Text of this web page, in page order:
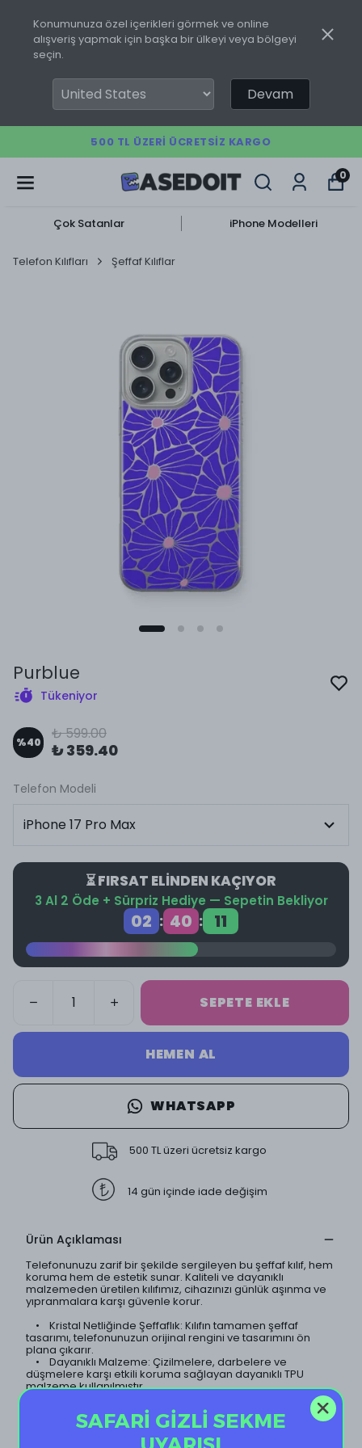
Konumunuza özel içerikleri görmek ve online
alışveriş yapmak için başka bir ülkeyi veya bölgeyi
seçin.
Devam
500 TL ÜZERI ÜCRETSIZ KARGO
0
Çok Satanlar iPhone Modelleri
Telefon Kılıfları Şeffaf Kılıflar
Purblue
Tükeniyor
%40 ₺ 599.00
₺ 359.40
Telefon Modeli
⏳ FIRSAT ELİNDEN KAÇIYOR
3 Al 2 Öde + Sürpriz Hediye — Sepetin Bekliyor
02 : 40 : 11
SEPETE EKLE
HEMEN AL
WHATSAPP
500 TL üzeri ücretsiz kargo
14 gün içinde iade değişim
Ürün Açıklaması
Telefonunuzu zarif bir şekilde sergileyen bu şeffaf kılıf, hem
koruma hem de estetik sunar. Kaliteli ve dayanıklı
malzemeden üretilen kılıfımız, cihazınızı günlük aşınma ve
yıpranmalara karşı güvenle korur.
• Kristal Netliğinde Şeffaflık: Kılıfın tamamen şeffaf
tasarımı, telefonunuzun orijinal rengini ve tasarımını ön
plana çıkarır.
• Dayanıklı Malzeme: Çizilmelere, darbelere ve
düşmelere karşı etkili koruma sağlayan dayanıklı TPU
malzeme kullanılmıştır.
koruyan hafif tasarımı sayesinde, kılıf neredeyse
görünmezdir.
• Sararma Yapmaz: Özel kaplama teknolojisi sayesinde
SAFARİ GİZLİ SEKME